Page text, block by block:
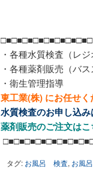
・各種水質検査（レ
・各種薬剤販売（バ
・衛生管理指導
東工業(株) にお任せく
水質検査のお申し込み
薬剤販売のご注文はこ
タグ: お風呂 検査, お風